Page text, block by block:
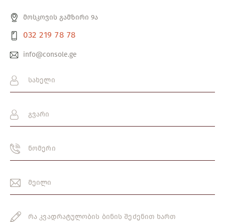
მოსკოვის გამზირი 9ა
032 219 78 78
info@console.ge